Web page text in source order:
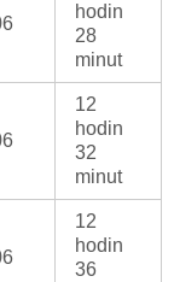
hodin
28
minut
12
hodin
32
minut
12
hodin
36